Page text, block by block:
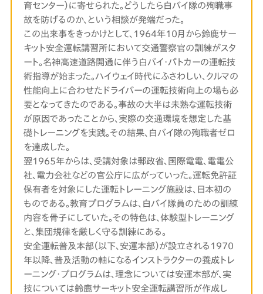
育センター）に寄せられた。どうしたら白バイ隊の殉職事
故を防げるのか、という相談が発端だった。
この出来事をきっかけとして、1964年10月から鈴鹿サー
キット安全運転講習所において交通警察官の訓練がスタ
ート。名神高速道路開通に伴う白バイ・パトカーの運転技
術指導が始まった。ハイウェイ時代にふさわしい、クルマの
性能向上に合わせたドライバーの運転技術向上の場も必
要となってきたのである。事故の大半は未熟な運転技術
が原因であったことから、実際の交通環境を想定した基
礎トレーニングを実践。その結果、白バイ隊の殉職者ゼロ
を達成した。
翌1965年からは、受講対象は郵政省、国際電電、電電公
社、電力会社などの官公庁に広がっていった。運転免許証
保有者を対象にした運転トレーニング施設は、日本初の
ものである。教育プログラムは、白バイ隊員のための訓練
内容を骨子にしていた。その特色は、体験型トレーニング
と、集団規律を厳しく守る訓練にある。
安全運転普及本部（以下、安運本部）が設立される1970
年以降、普及活動の軸になるインストラクターの養成トレ
ーニング・プログラムは、理念については安運本部が、実
技については鈴鹿サーキット安全運転講習所が作成し